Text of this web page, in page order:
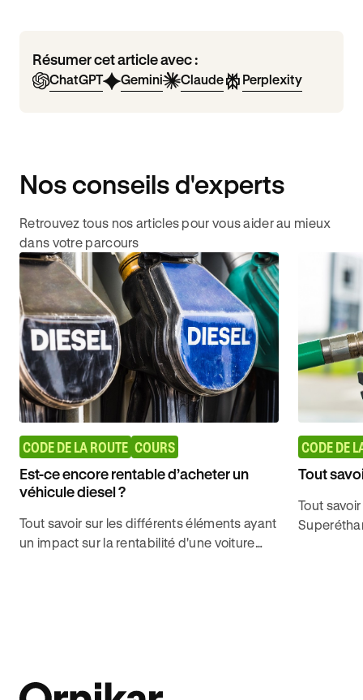
Résumer cet article avec :
ChatGPT Gemini Claude Perplexity
Nos conseils d'experts
Retrouvez tous nos articles pour vous aider au mieux
dans votre parcours
CODE DE LA ROUTE COURS
Est-ce encore rentable d’acheter un
véhicule diesel ?
Tout savoir sur les différents éléments ayant
un impact sur la rentabilité d'une voiture
CODE DE
Tout
Tout